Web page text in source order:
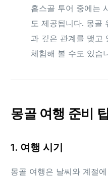
홉스골 투어 중에는
도 제공됩니다. 몽골
과 깊은 관계를 맺고
체험해 볼 수도 있습
몽골 여행 준비 팁
1. 여행 시기
몽골 여행은 날씨와 계절